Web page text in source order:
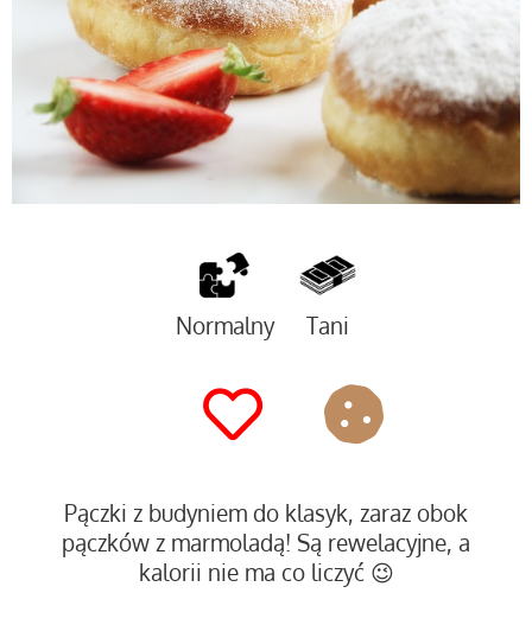
Normalny Tani
Pączki z budyniem do klasyk, zaraz obok
pączków z marmoladą! Są rewelacyjne, a
kalorii nie ma co liczyć 😉